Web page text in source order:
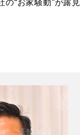
“お家騒動”が露見